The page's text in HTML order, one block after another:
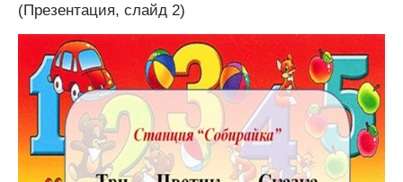
(Презентация, слайд 2)